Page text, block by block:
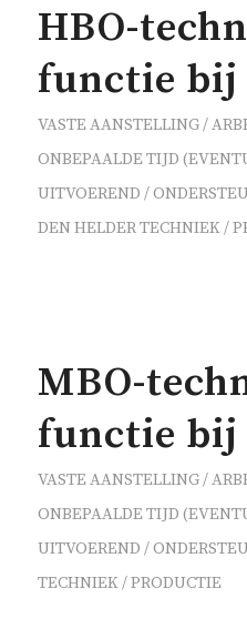
HBO-
functie bij
VASTE AANSTELLING /
ONBEPAALDE TIJD
UITVOEREND /
DEN HELDERTECHNIEK /
MBO-
functie bij
VASTE AANSTELLING /
ONBEPAALDE TIJD
UITVOEREND /
TECHNIEK / PRODUCTIE